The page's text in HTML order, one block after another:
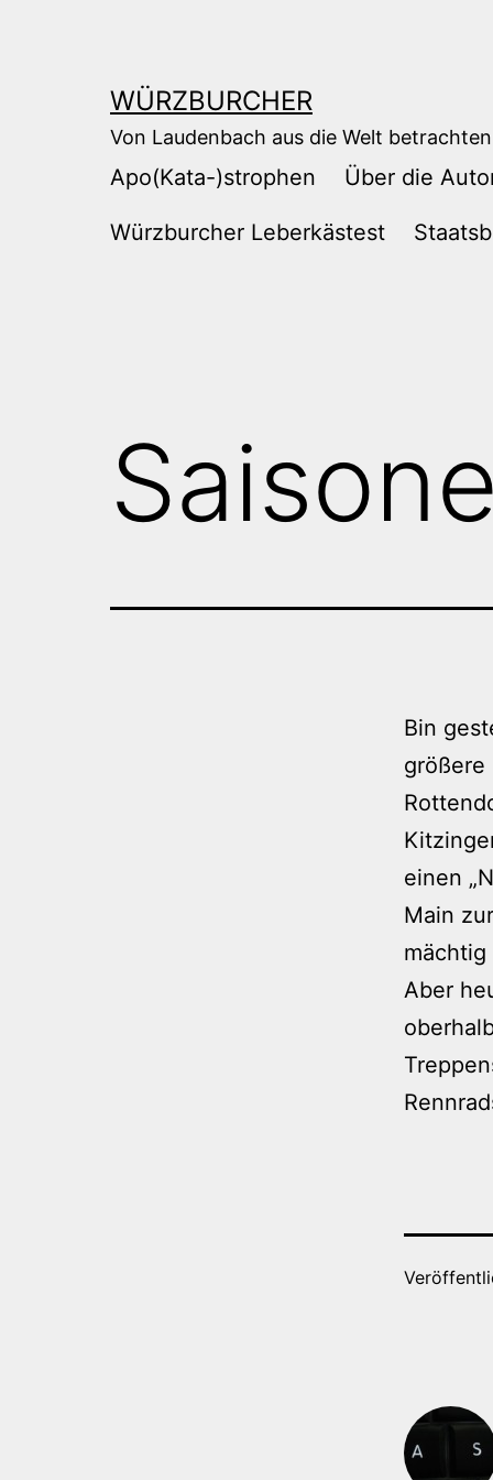
WÜRZBURCHER
Von Laudenbach aus die Welt betrachten
Apo(Kata-)strophen Über die
Würzburcher Leberkästest
Bin
größere
einen
Main
Aber